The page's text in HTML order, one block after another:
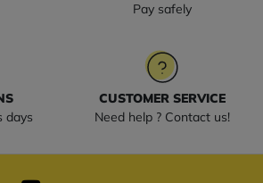
Pay safely
days
CUSTOMER SERVICE
Need help ? Contact us!